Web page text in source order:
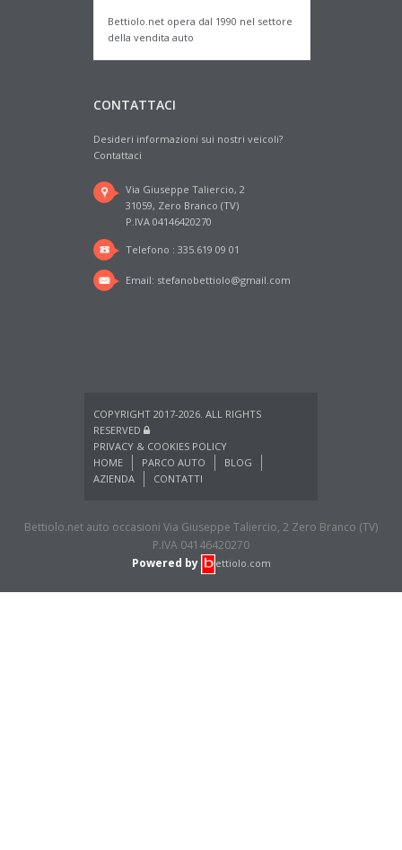
Bettiolo.net opera dal 1990 nel settore
della vendita auto
CONTATTACI
Desideri informazioni sui nostri veicoli?
Contattaci
Via Giuseppe Taliercio, 2
31059, Zero Branco (TV)
P.IVA 04146420270
Telefono : 335.619 09 01
Email: stefanobettiolo@gmail.com
COPYRIGHT 2017-2026. ALL RIGHTS
RESERVED
PRIVACY & COOKIES POLICY
HOME
PARCO AUTO
BLOG
AZIENDA
CONTATTI
Bettiolo.net auto occasioni Via Giuseppe Taliercio, 2 Zero Branco (TV)
P.IVA 04146420270
Powered by
ettiolo.com